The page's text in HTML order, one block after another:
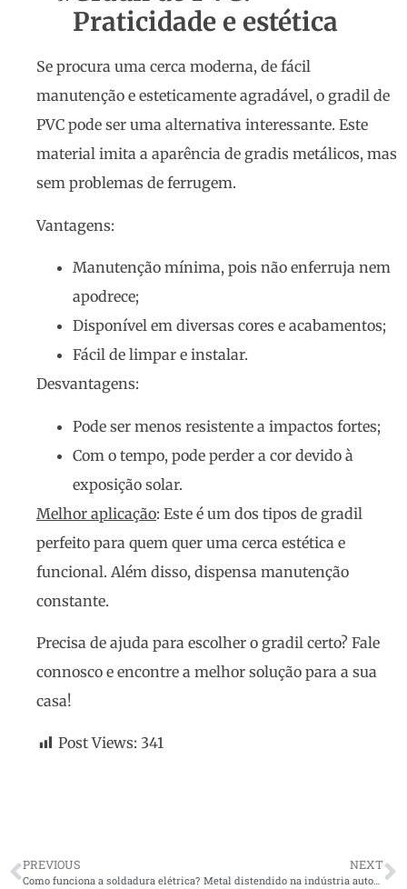
Praticidade e estética
Se procura uma cerca moderna, de fácil
manutenção e esteticamente agradável, o gradil de
PVC pode ser uma alternativa interessante. Este
material imita a aparência de gradis metálicos, mas
sem problemas de ferrugem.
Vantagens:
Manutenção mínima, pois não enferruja nem
apodrece;
Disponível em diversas cores e acabamentos;
Fácil de limpar e instalar.
Desvantagens:
Pode ser menos resistente a impactos fortes;
Com o tempo, pode perder a cor devido à
exposição solar.
Melhor aplicação: Este é um dos tipos de gradil
perfeito para quem quer uma cerca estética e
funcional. Além disso, dispensa manutenção
constante.
Precisa de ajuda para escolher o gradil certo? Fale
connosco e encontre a melhor solução para a sua
casa!
Post Views: 341
PREVIOUS
Como funciona a soldadura elétrica?
NEXT
Metal distendido na indústria automotiva: Eficiência e segurança